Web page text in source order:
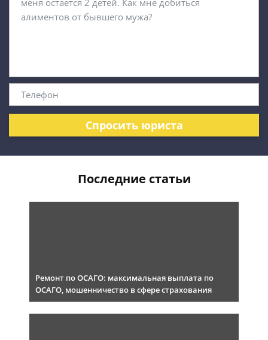
Спросить юриста
Последние статьи
Ремонт по ОСАГО: максимальная выплата по
ОСАГО, мошенничество в сфере страхования